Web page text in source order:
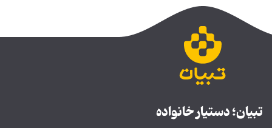
تبیان؛ دستیار خانواده